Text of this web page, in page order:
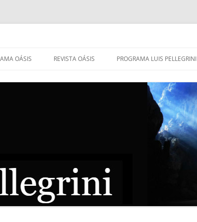
OÁSIS REVISTA OÁSIS PROGRAMA LUIS PELLEGRINI